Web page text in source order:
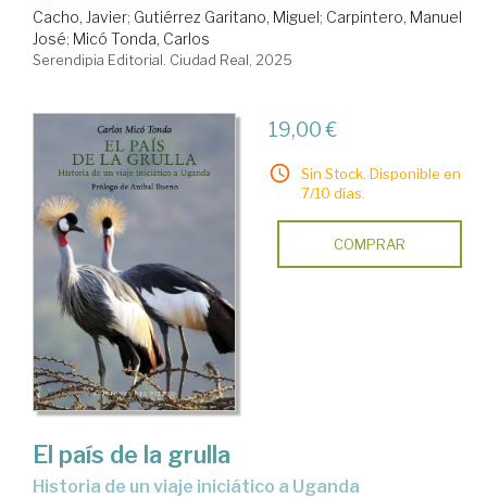
Cacho, Javier; Gutiérrez Garitano, Miguel; Carpintero, Manuel
José; Micó Tonda, Carlos
Serendipia Editorial. Ciudad Real, 2025
19,00 €
Sin Stock. Disponible en
7/10 días.
COMPRAR
El país de la grulla
Historia de un viaje iniciático a Uganda